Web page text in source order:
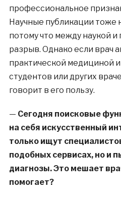
профессиональное
Научные публикации тоже
потому что между наукой
разрыв. Однако если врач
практической медициной
студентов или других
говорит в его пользу.
— Сегодня поисковые
на себя искусственный
только ищут
подобных сервисах, но и
диагнозы. Это мешает
помогает?